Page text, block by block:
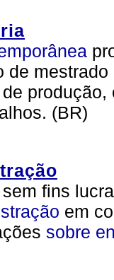
de
(BR)
sem fins
em
sobre